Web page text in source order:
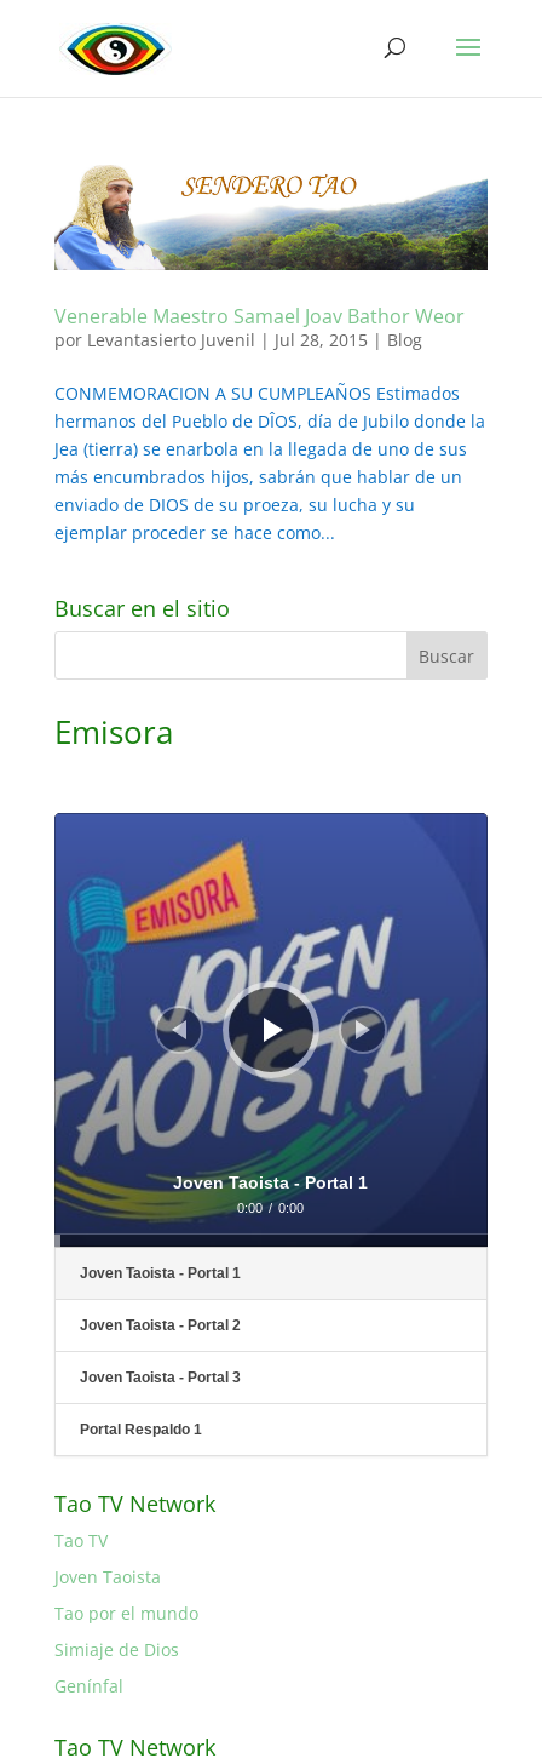
Venerable Maestro Samael Joav Bathor Weor
por Levantasierto Juvenil | Jul 28, 2015| Blog
CONMEMORACION A SU CUMPLEAÑOS Estimados
hermanos del Pueblo de DÎOS, día de Jubilo donde la
Jea (tierra) se enarbola en la llegada de uno de sus
más encumbrados hijos, sabrán que hablar de un
enviado de DIOS de su proeza, su lucha y su
ejemplar proceder se hace como...
Buscar en el sitio
Emisora
Reproductor
Joven Taoista - Portal 1
0:00 / 0:00
Joven Taoista - Portal 1
Joven Taoista - Portal 2
Joven Taoista - Portal 3
Portal Respaldo 1
Tao TV Network
Tao TV
Joven Taoista
Tao por el mundo
Simiaje de Dios
Genínfal
Tao TV Network